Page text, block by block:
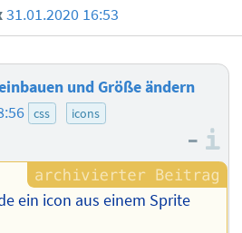
31.01.2020 16:53
und Größe ändern
css icons
–
ein icon aus einem Sprite